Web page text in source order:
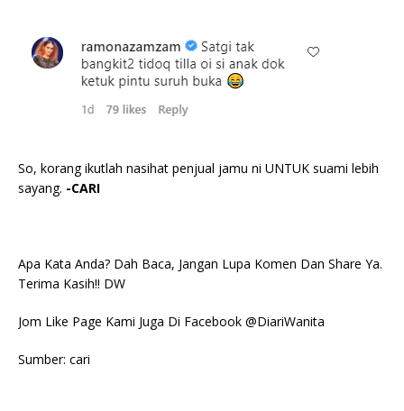
So, korang ikutlah nasihat penjual jamu ni UNTUK suami lebih
sayang. -CARI
Apa Kata Anda? Dah Baca, Jangan Lupa Komen Dan Share Ya.
Terima Kasih!! DW
Jom Like Page Kami Juga Di Facebook @DiariWanita
Sumber: cari